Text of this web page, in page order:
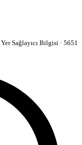
Yer Sağlayıcı Bilgisi · 5651